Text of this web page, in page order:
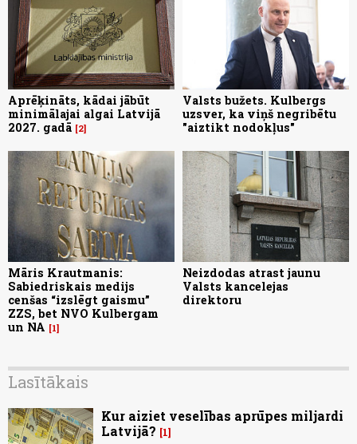
Aprēķināts, kādai jābūt
minimālajai algai Latvijā
2027. gadā 2
Valsts bužets. Kulbergs
uzsver, ka viņš negribētu
"aiztikt nodokļus"
Māris Krautmanis:
Sabiedriskais medijs
cenšas “izslēgt gaismu”
ZZS, bet NVO Kulbergam
un NA
1
Neizdodas atrast jaunu
Valsts kancelejas
direktoru
Lasītākais
Kur aiziet veselības aprūpes miljardi
Latvijā?
1